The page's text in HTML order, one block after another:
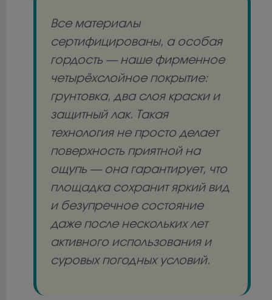
Все материалы
сертифицированы, а особая
гордость — наше фирменное
четырёхслойное покрытие:
грунтовка, два слоя краски и
защитный лак. Такая
технология не просто делает
поверхность приятной на
ощупь — она гарантирует, что
площадка сохранит яркий вид
и безупречное состояние
даже после нескольких лет
активного использования и
суровых погодных условий.